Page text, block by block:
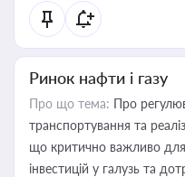
Ринок нафти і газу
Про що тема: Про
транспортування та
що критично важливо для
інвестицій у галузь та